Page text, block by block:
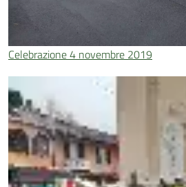
Celebrazione 4 novembre 2019